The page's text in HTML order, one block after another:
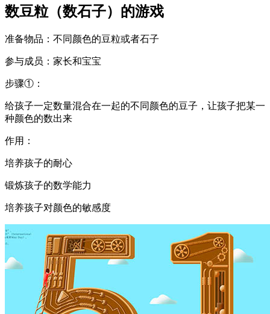
数豆粒（数石子）的游戏
准备物品：不同颜色的豆粒或者石子
参与成员：家长和宝宝
步骤①：
给孩子一定数量混合在一起的不同颜色的豆子，让孩子把某一
种颜色的数出来
作用：
培养孩子的耐心
锻炼孩子的数学能力
培养孩子对颜色的敏感度